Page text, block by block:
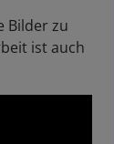
Bilder zu
ist auch